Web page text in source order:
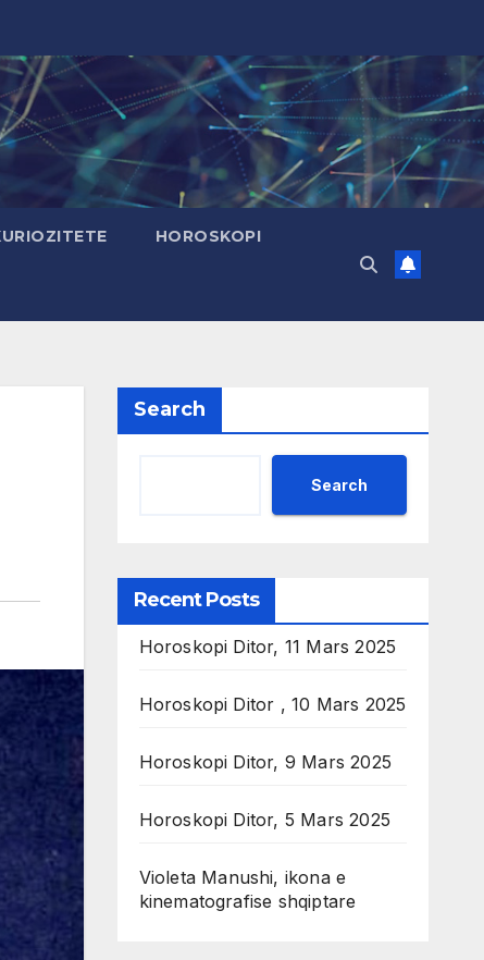
HOROSKOPI
Search
Search
Recent Posts
Horoskopi Ditor, 11 Mars 2025
Horoskopi Ditor , 10 Mars 2025
Horoskopi Ditor, 9 Mars 2025
Horoskopi Ditor, 5 Mars 2025
Violeta Manushi, ikona e
kinematografise shqiptare